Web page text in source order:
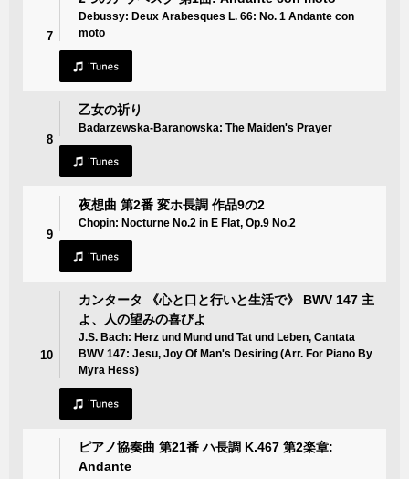
7
Debussy: Deux Arabesques L. 66: No. 1 Andante con
moto
8
乙女の祈り
Badarzewska-Baranowska: The Maiden's Prayer
9
夜想曲 第2番 変ホ長調 作品9の2
Chopin: Nocturne No.2 in E Flat, Op.9 No.2
10
カンタータ 《心と口と行いと生活で》 BWV 147 主
よ、人の望みの喜びよ
J.S. Bach: Herz und Mund und Tat und Leben, Cantata
BWV 147: Jesu, Joy Of Man's Desiring (Arr. For Piano By
Myra Hess)
ピアノ協奏曲 第21番 ハ長調 K.467 第2楽章:
Andante